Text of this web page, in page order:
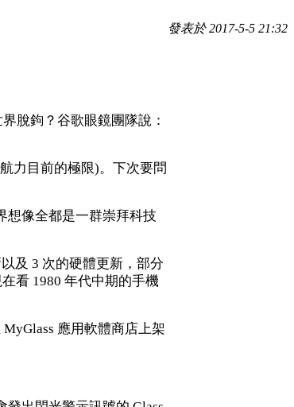
發表於 2017-5-5 21:32
脫鉤？谷歌眼鏡團隊說：
力目前的極限)。下次要問
想像全都是一群崇拜科技
及 3 次的硬體更新，部分
看 1980 年代中期的手機
應用軟體商店上架